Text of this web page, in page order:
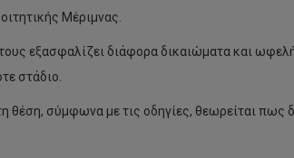
Μέριμνας.
εξασφαλίζει διάφορα δικαιώματα και
στάδιο.
θέση, σύμφωνα με τις οδηγίες, θεωρείται πως